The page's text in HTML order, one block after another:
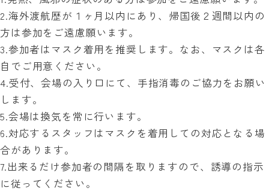
2.海外渡航歴が１ヶ月以内にあり、帰国後２週間以内の
方は参加をご遠慮願います。
3.参加者はマスク着用を推奨します。なお、マスクは各
自でご用意ください。
4.受付、会場の入り口にて、手指消毒のご協力をお願い
します。
5.会場は換気を常に行います。
6.対応するスタッフはマスクを着用しての対応となる場
合があります。
7.出来るだけ参加者の間隔を取りますので、誘導の指示
に従ってください。